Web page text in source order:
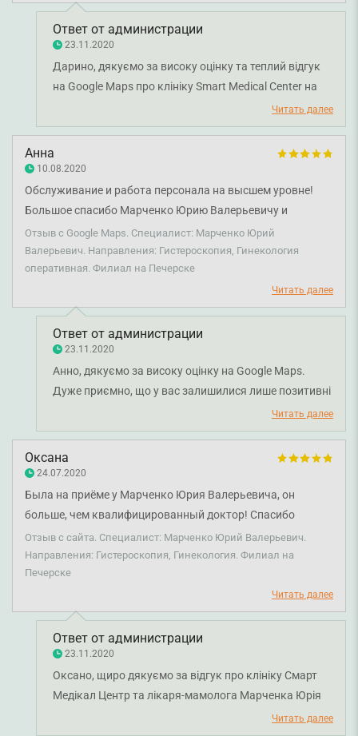
Ответ от администрации
23.11.2020
Дарино, дякуємо за високу оцінку та теплий відгук
на Google Maps про клініку Smart Medical Center на
Либідській і нашого лікаря-гінеколога Марченка
Юрія Валерійовича. Нам дуже приємно, що у вас
залишилися такі теплі емоції після візиту. Дякуємо
за довіру і щиро бажаємо вам міцного здоров'я!
Читать далее
Анна
10.08.2020
Обслуживание и работа персонала на высшем уровне!
Большое спасибо Марченко Юрию Валерьевичу и
анастезиологу, к сожалению, не помню имени 😊😉
Отзыв с Google Maps. Специалист: Марченко Юрий
Валерьевич. Направления: Гистероскопия, Гинекология
оперативная. Филиал на Печерске
Читать далее
Ответ от администрации
23.11.2020
Анно, дякуємо за високу оцінку на Google Maps.
Дуже приємно, що у вас залишилися лише позитивні
емоції від візиту і наших лікарів. Щиро бажаємо вам
міцного здоров'я!
Читать далее
Оксана
24.07.2020
Была на приёме у Марченко Юрия Валерьевича, он
больше, чем квалифицированный доктор! Спасибо
большое ему за доброе человеское отношение! Ваш
медицинский центр первый в моем рейтинге, всей семьей
мы посещаем только SMART medical center! Спасибо за то,
Отзыв с сайта. Специалист: Марченко Юрий Валерьевич.
Направления: Гистероскопия, Гинекология. Филиал на
Печерске
Читать далее
Ответ от администрации
23.11.2020
Оксано, щиро дякуємо за відгук про клініку Смарт
Медікал Центр та лікаря-мамолога Марченка Юрія
Валерійовича. Бажаємо вам та вашій родині міцного
Читать далее